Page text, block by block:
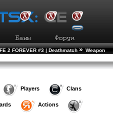
2 FOREVER #3 | Deathmatch » Weapon
Players Clans
Actions